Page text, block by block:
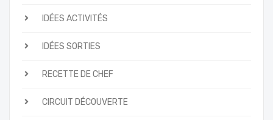
IDÉES ACTIVITÉS
IDÉES SORTIES
RECETTE DE CHEF
CIRCUIT DÉCOUVERTE